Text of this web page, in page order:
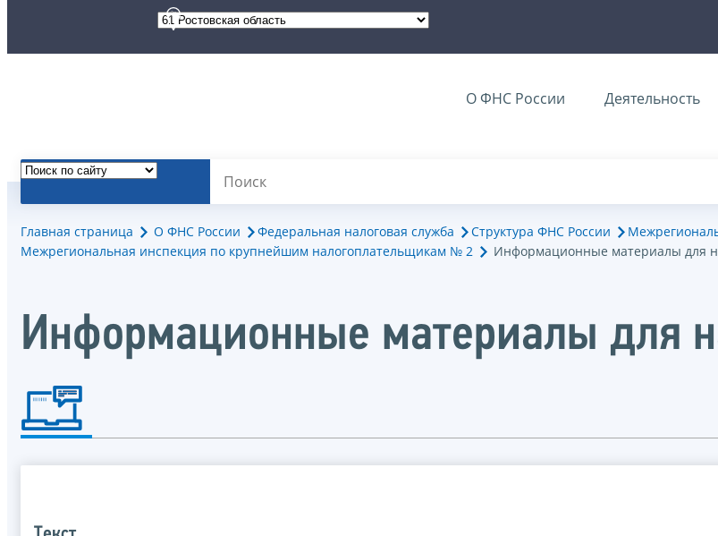
О ФНС России Деятельность
Главная страница О ФНС России Федеральная налоговая служба Структура ФНС России
Межрегиональная инспекция по крупнейшим налогоплательщикам № 2
Информационные материалы для
Информационные материалы для